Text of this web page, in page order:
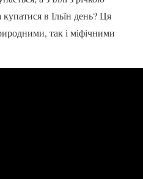
в Ільїн день? Ця
так і міфічними